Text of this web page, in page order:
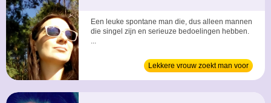
Een leuke spontane man die, dus alleen mannen
die singel zijn en serieuze bedoelingen hebben.
...
Lekkere vrouw zoekt man voor
relatie